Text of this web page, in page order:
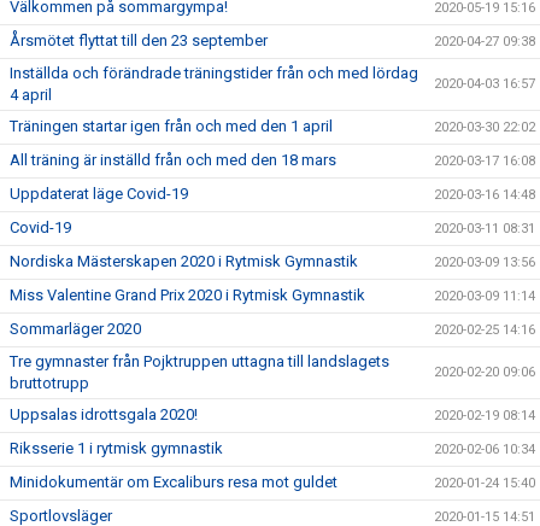
Välkommen på sommargympa! 2020-05-19 15:16
Årsmötet flyttat till den 23 september 2020-04-27 09:38
Inställda och förändrade träningstider från och med lördag
4 april
2020-04-03 16:57
Träningen startar igen från och med den 1 april 2020-03-30 22:02
All träning är inställd från och med den 18 mars 2020-03-17 16:08
Uppdaterat läge Covid-19 2020-03-16 14:48
Covid-19 2020-03-11 08:31
Nordiska Mästerskapen 2020 i Rytmisk Gymnastik 2020-03-09 13:56
Miss Valentine Grand Prix 2020 i Rytmisk Gymnastik 2020-03-09 11:14
Sommarläger 2020 2020-02-25 14:16
Tre gymnaster från Pojktruppen uttagna till landslagets
bruttotrupp
2020-02-20 09:06
Uppsalas idrottsgala 2020! 2020-02-19 08:14
Riksserie 1 i rytmisk gymnastik 2020-02-06 10:34
Minidokumentär om Excaliburs resa mot guldet 2020-01-24 15:40
Sportlovsläger 2020-01-15 14:51